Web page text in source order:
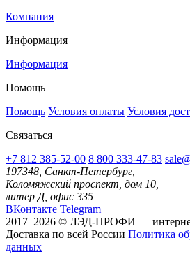
Компания
Информация
Информация
Помощь
Помощь Условия оплаты Условия
Связаться
+7 812 385-52-00 8 800 333-47-83
197348, Санкт-Петербург,
Коломяжский проспект, дом 10,
литер Д, офис 335
ВКонтакте Telegram
2017–2026 © ЛЭД-ПРОФИ —
Доставка по всей России Политика
данных